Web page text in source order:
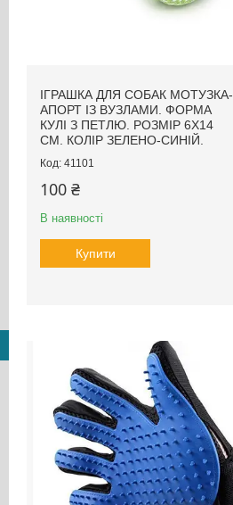
ІГРАШКА ДЛЯ СОБАК МОТУЗКА-
АПОРТ ІЗ ВУЗЛАМИ. ФОРМА
КУЛІ З ПЕТЛЮ. РОЗМІР 6Х14
СМ. КОЛІР ЗЕЛЕНО-СИНІЙ.
41101
100 ₴
В наявності
Купити